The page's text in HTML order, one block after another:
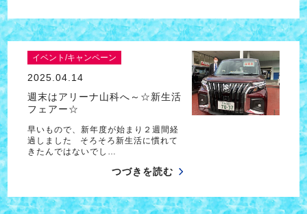
イベント/キャンペーン
2025.04.14
週末はアリーナ山科へ～☆新生活
フェアー☆
早いもので、新年度が始まり２週間経
過しました そろそろ新生活に慣れて
きたんではないでし…
つづきを読む